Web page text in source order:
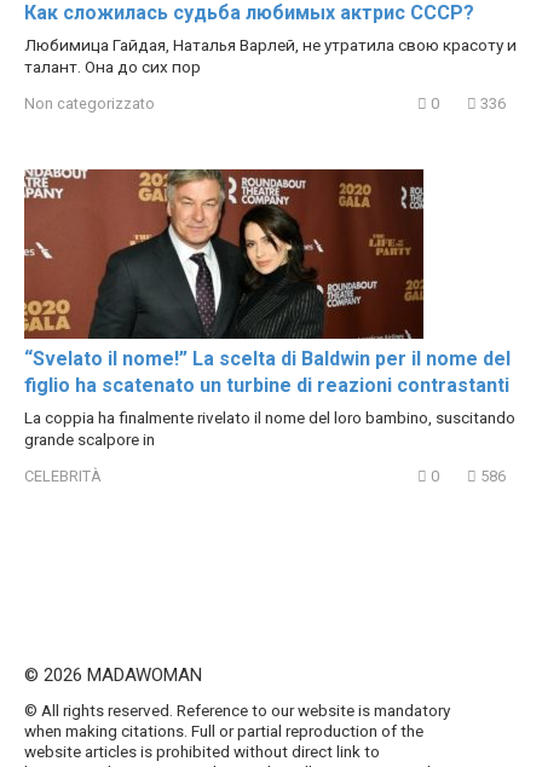
Как сложилась судьба любимых актрис СССР?
Любимица Гайдая, Наталья Варлей, не утратила свою красоту и
талант. Она до сих пор
Non categorizzato 0 336
“Svelato il nome!” La scelta di Baldwin per il nome del
figlio ha scatenato un turbine di reazioni contrastanti
La coppia ha finalmente rivelato il nome del loro bambino, suscitando
grande scalpore in
CELEBRITÀ 0 586
© 2026 MADAWOMAN
© All rights reserved. Reference to our website is mandatory
when making citations. Full or partial reproduction of the
website articles is prohibited without direct link to